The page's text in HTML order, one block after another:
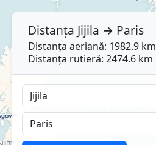
Distanța Jijila → Paris
Distanța aeriană: 1982.9 km
Distanța rutieră: 2474.6 km